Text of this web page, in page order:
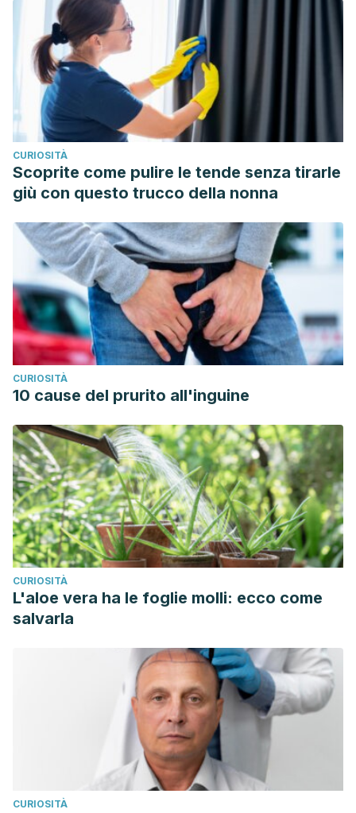
CURIOSITÀ
Scoprite come pulire le tende senza tirarle
giù con questo trucco della nonna
CURIOSITÀ
10 cause del prurito all'inguine
CURIOSITÀ
L'aloe vera ha le foglie molli: ecco come
salvarla
CURIOSITÀ